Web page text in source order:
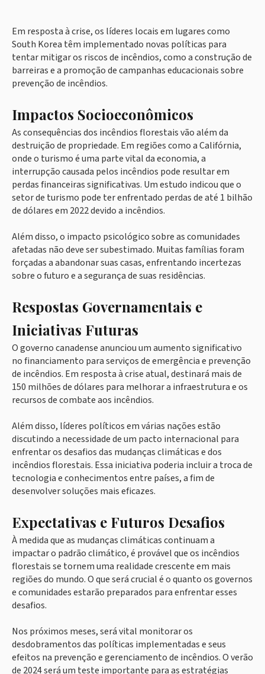
Em resposta à crise, os líderes locais em lugares como
South Korea têm implementado novas políticas para
tentar mitigar os riscos de incêndios, como a construção de
barreiras e a promoção de campanhas educacionais sobre
prevenção de incêndios.
Impactos Socioeconômicos
As consequências dos incêndios florestais vão além da
destruição de propriedade. Em regiões como a Califórnia,
onde o turismo é uma parte vital da economia, a
interrupção causada pelos incêndios pode resultar em
perdas financeiras significativas. Um estudo indicou que o
setor de turismo pode ter enfrentado perdas de até 1 bilhão
de dólares em 2022 devido a incêndios.
Além disso, o impacto psicológico sobre as comunidades
afetadas não deve ser subestimado. Muitas famílias foram
forçadas a abandonar suas casas, enfrentando incertezas
sobre o futuro e a segurança de suas residências.
Respostas Governamentais e
Iniciativas Futuras
O governo canadense anunciou um aumento significativo
no financiamento para serviços de emergência e prevenção
de incêndios. Em resposta à crise atual, destinará mais de
150 milhões de dólares para melhorar a infraestrutura e os
recursos de combate aos incêndios.
Além disso, líderes políticos em várias nações estão
discutindo a necessidade de um pacto internacional para
enfrentar os desafios das mudanças climáticas e dos
incêndios florestais. Essa iniciativa poderia incluir a troca de
tecnologia e conhecimentos entre países, a fim de
desenvolver soluções mais eficazes.
Expectativas e Futuros Desafios
À medida que as mudanças climáticas continuam a
impactar o padrão climático, é provável que os incêndios
florestais se tornem uma realidade crescente em mais
regiões do mundo. O que será crucial é o quanto os governos
e comunidades estarão preparados para enfrentar esses
desafios.
Nos próximos meses, será vital monitorar os
desdobramentos das políticas implementadas e seus
efeitos na prevenção e gerenciamento de incêndios. O verão
de 2024 será um teste importante para as estratégias